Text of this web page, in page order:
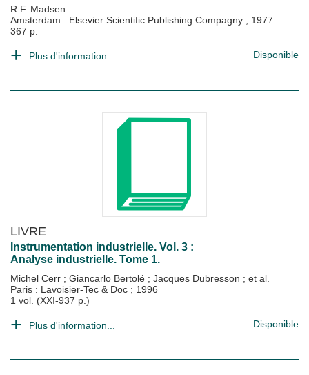
R.F. Madsen
Amsterdam : Elsevier Scientific Publishing Compagny ; 1977
367 p.
Plus d'information... Disponible
LIVRE
Instrumentation industrielle. Vol. 3 :
Analyse industrielle. Tome 1.
Michel Cerr ; Giancarlo Bertolé ; Jacques Dubresson ; et al.
Paris : Lavoisier-Tec & Doc ; 1996
1 vol. (XXI-937 p.)
Plus d'information... Disponible